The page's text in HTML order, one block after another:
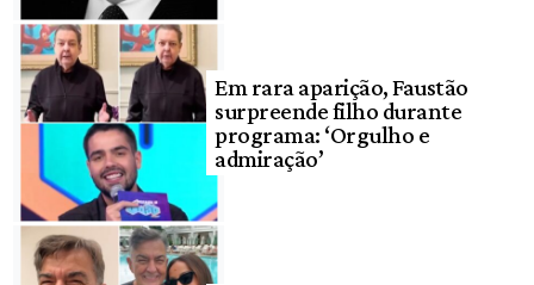
Em rara aparição, Faustão
surpreende filho durante
programa: ‘Orgulho e
admiração’